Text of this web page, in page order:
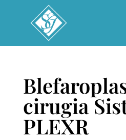
cirugia
PLEXR